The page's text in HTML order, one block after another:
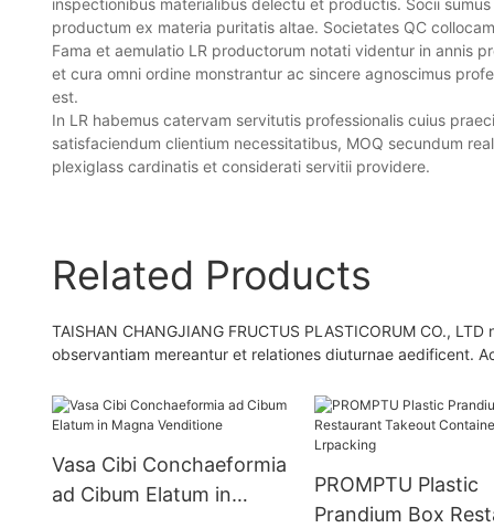
inspectionibus materialibus delectu et productis. Socii
productum ex materia puritatis altae. Societates QC
Fama et aemulatio LR productorum notati videntur in annis
et cura omni ordine monstrantur ac sincere agnoscimus
est.
In LR habemus catervam servitutis professionalis cuius
satisfaciendum clientium necessitatibus, MOQ secundum
plexiglass cardinatis et considerati servitii providere.
Related Products
TAISHAN CHANGJIANG FRUCTUS PLASTICORUM CO.,
observantiam mereantur et relationes diuturnae aedificent.
Vasa Cibi Conchaeformia
ad Cibum Elatum in
PROMPTU Plastic
Prandium Box